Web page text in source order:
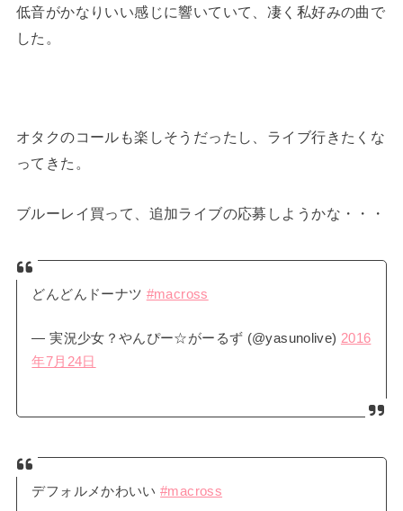
低音がかなりいい感じに響いていて、凄く私好みの曲で
した。
オタクのコールも楽しそうだったし、ライブ行きたくな
ってきた。
ブルーレイ買って、追加ライブの応募しようかな・・・
どんどんドーナツ #macross
— 実況少女？やんぴー☆がーるず (@yasunolive) 2016
年7月24日
デフォルメかわいい#macross